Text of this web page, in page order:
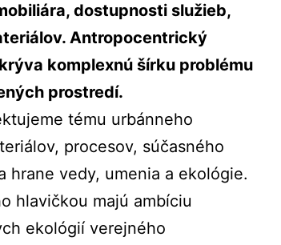
dostupnosti služieb,
Antropocentrický
komplexnú šírku problému
prostredí.
tému urbánneho
procesov, súčasného
hrane vedy, umenia a ekológie.
hlavičkou majú ambíciu
ekológií verejného